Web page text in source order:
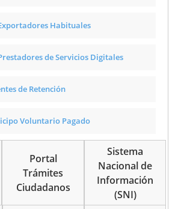
Habituales
de Servicios Digitales
de Retención
Voluntario Pagado
Portal
Trámites
Ciudadanos
Sistema
Nacional de
Información
(SNI)